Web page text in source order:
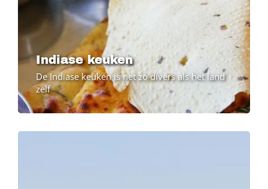
Indiase keuken
De Indiase keuken is net zo divers als het land
zelf